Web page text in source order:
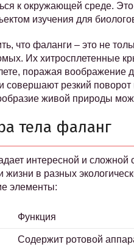
к окружающей среде.
изучения для
что фаланги – это не
Их хитросплетенные
поражая воображение
совершают резкий
живой природы
тела фаланг
интересной и сложной
в разных
элементы:
Функция
Содержит ротовой